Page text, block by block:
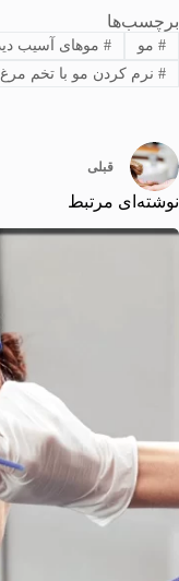
برچسب‌ها
#مو #موهای آسیب
#نرم کردن مو با تخم مرغ
قبلی
نوشته‌ای مرتبط